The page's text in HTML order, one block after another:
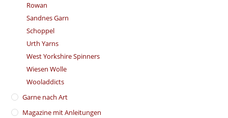
Rowan
Sandnes Garn
Schoppel
Urth Yarns
West Yorkshire Spinners
Wiesen Wolle
Wooladdicts
Garne nach Art
Magazine mit Anleitungen